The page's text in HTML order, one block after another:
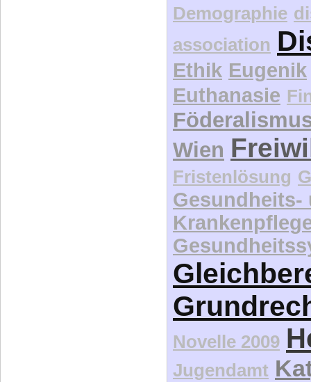
Demographie
association
Ethik Eugenik
Euthanasie
Wien
Fristenlösung
Gesundheits-
Novelle 2009
Jugendamt